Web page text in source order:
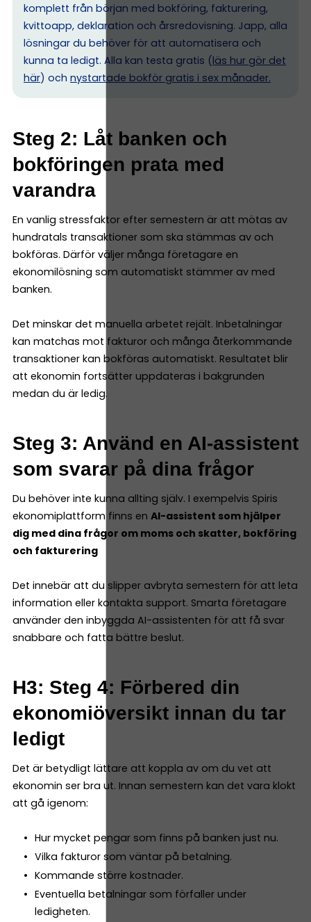
komplett från början med bokföring, fakturering,
kvittoapp, deklaration och årsredovisning. Japp, alla
lösningar du behöver för att automatisera och
kunna ta ledigt. Alla kan testa gratis (läs hur gör det
här) och nystartade bokför gratis i sex månader.
Steg 2: Låt banken och
bokföringen prata med
varandra
En vanlig stressfaktor efter semestern är att mötas av
hundratals transaktioner som ska stämmas av och
bokföras. Därför väljer många företagare en
ekonomilösning som automatiskt stämmer av med
banken.
Det minskar det manuella arbetet rejält. Inbetalningar
kan matchas mot fakturor och många återkommande
transaktioner kan bokföras automatiskt. Resultatet blir
att ekonomin fortsätter uppdateras i bakgrunden
medan du är ledig.
Steg 3: Använd en AI-assistent
som svarar på dina frågor
Du behöver inte kunna allting själv. I exempelvis Spiris
ekonomiplattform finns en AI-assistent som hjälper
dig med dina frågor om moms och skatter, bokföring
och fakturering
Det innebär att du slipper avbryta semestern för att leta
information eller kontakta support. Smarta företagare
använder den inbyggda AI-assistenten för att få svar
snabbare och fatta bättre beslut.
H3: Steg 4: Förbered din
ekonomiöversikt innan du tar
ledigt
Det är betydligt lättare att koppla av om du vet att
ekonomin ser bra ut. Innan semestern kan det vara klokt
att gå igenom:
Hur mycket pengar som finns på banken just nu.
Vilka fakturor som väntar på betalning.
Kommande större kostnader.
Eventuella betalningar som förfaller under
ledigheten.